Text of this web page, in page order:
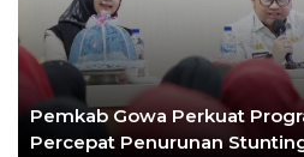
Pemkab Gowa Perkuat
Percepat Penurunan